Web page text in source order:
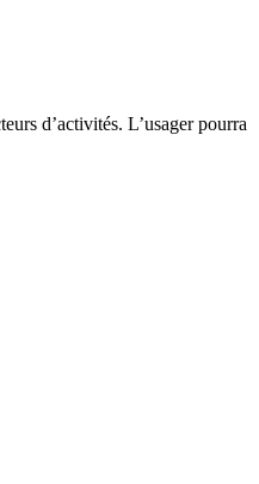
d’activités. L’usager pourra